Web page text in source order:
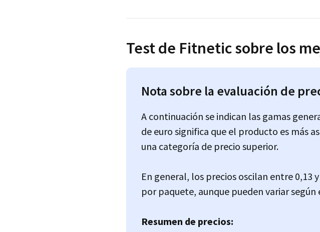
Test de Fitnetic sobre los
Nota sobre la evaluación de
A continuación se indican las gamas
de euro significa que el producto es más
una categoría de precio superior.
En general, los precios oscilan entre 0,13
por paquete, aunque pueden variar
Resumen de precios: